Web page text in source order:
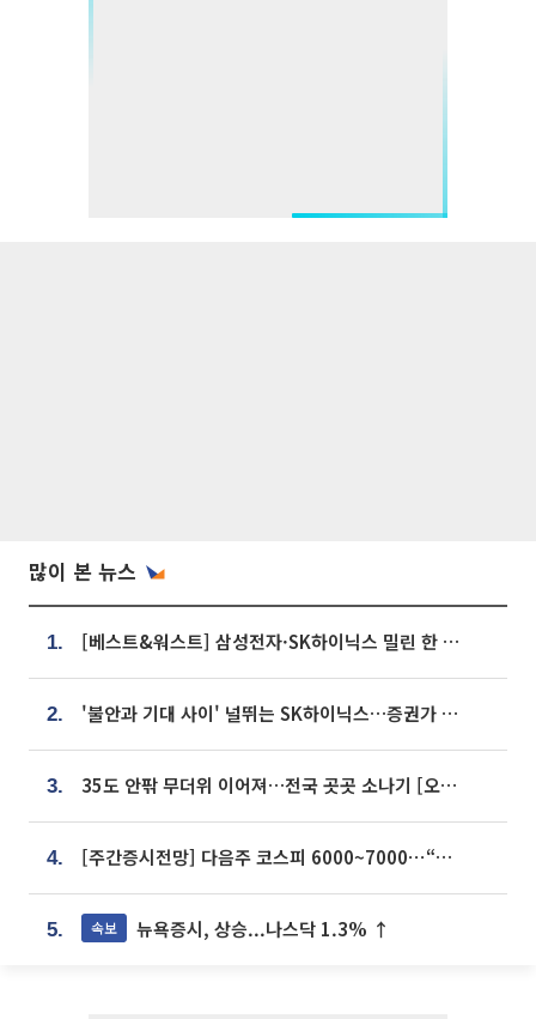
많이 본 뉴스
1. [베스트&워스트] 삼성전자·SK하이닉스 밀린 한 주…상상인증권은 85% 급등
2. '불안과 기대 사이' 널뛰는 SK하이닉스…증권가 "HBM4·LTA 기반 펀터멘털 견고"
3. 35도 안팎 무더위 이어져…전국 곳곳 소나기 [오늘 날씨]
4. [주간증시전망] 다음주 코스피 6000~7000⋯“外人 수급은 정책이 변수”
5. 속보 뉴욕증시, 상승...나스닥 1.3% ↑